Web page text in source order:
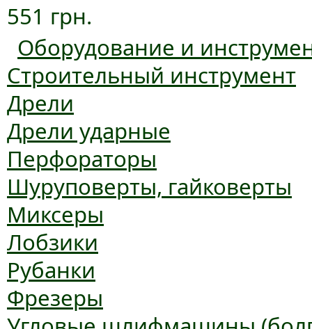
551 грн.
Оборудование и
Строительный инструмент
Дрели
Дрели ударные
Перфораторы
Шуруповерты, гайковерты
Миксеры
Лобзики
Рубанки
Фрезеры